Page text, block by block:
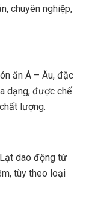
chuyên nghiệp,
ăn Á – Âu, đặc
dạng, được chế
lượng.
dao động từ
tùy theo loại